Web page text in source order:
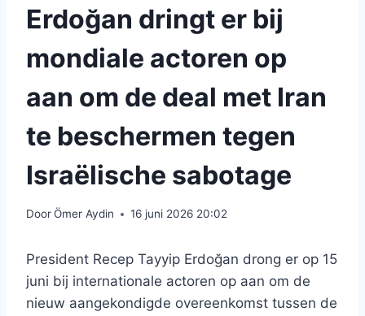
Erdoğan dringt er bij
mondiale actoren op
aan om de deal met Iran
te beschermen tegen
Israëlische sabotage
DoorÖmer Aydin 16 juni 2026 20:02
President Recep Tayyip Erdoğan drong er op 15
juni bij internationale actoren op aan om de
nieuw aangekondigde overeenkomst tussen de